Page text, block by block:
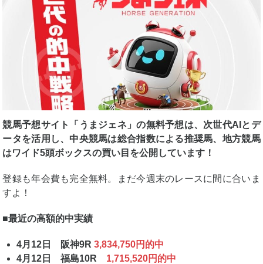
競馬予想サイト「うまジェネ」の無料予想は、次世代AIとデ
ータを活用し、中央競馬は総合指数による推奨馬、地方競馬
はワイド5頭ボックスの買い目を公開しています！
登録も年会費も完全無料。まだ今週末のレースに間に合いま
すよ！
■最近の高額的中実績
4月12日 阪神9R3,834,750円的中
4月12日 福島10R 1,715,520円的中